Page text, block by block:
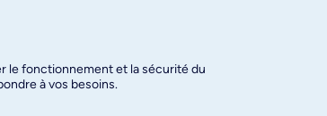
le fonctionnement et la sécurité du
à vos besoins.